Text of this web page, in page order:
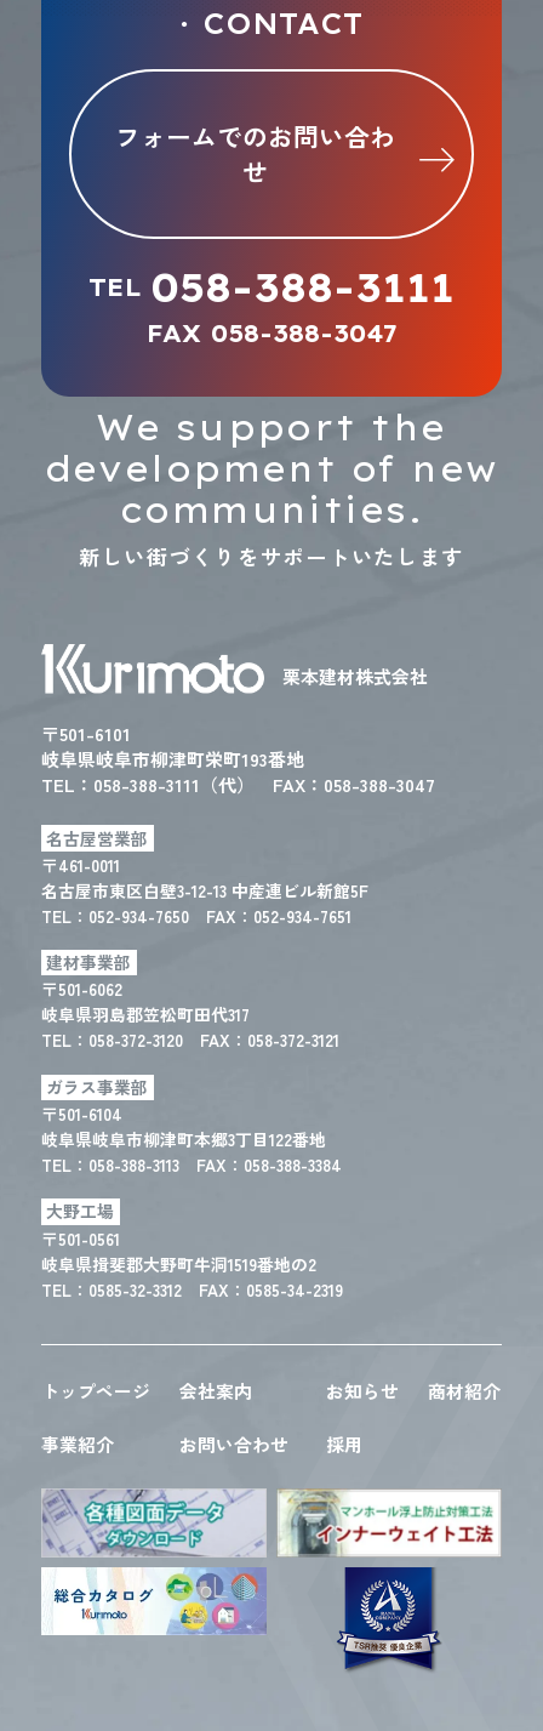
● CONTACT
フォームでのお問い合わ
せ
TEL 058-388-3111
FAX 058-388-3047
We support the
development of new
communities.
新しい街づくりをサポートいたします
栗本建材株式会社
〒501-6101
岐阜県岐阜市柳津町栄町193番地
TEL： 058-388-3111（代） FAX：058-388-3047
名古屋営業部
〒461-0011
名古屋市東区白壁3-12-13 中産連ビル新館5F
TEL： 052-934-7650
FAX：052-934-7651
建材事業部
〒501-6062
岐阜県羽島郡笠松町田代317
TEL： 058-372-3120
FAX：058-372-3121
ガラス事業部
〒501-6104
岐阜県岐阜市柳津町本郷3丁目122番地
TEL： 058-388-3113
FAX：058-388-3384
大野工場
〒501-0561
岐阜県揖斐郡大野町牛洞1519番地の2
TEL： 0585-32-3312 FAX：0585-34-2319
トップページ 会社案内 お知らせ 商材紹介
事業紹介 お問い合わせ 採用